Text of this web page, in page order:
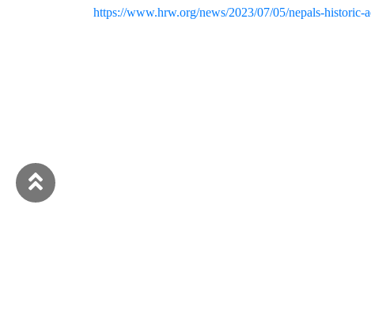
https://www.hrw.org/news/2023/07/05/nepals-historic-